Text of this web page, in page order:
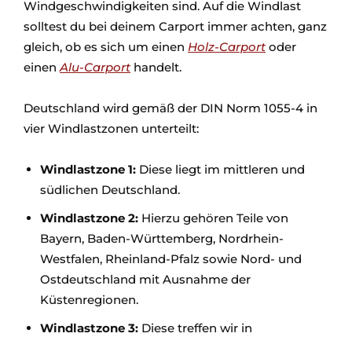
Windgeschwindigkeiten sind. Auf die Windlast
solltest du bei deinem Carport immer achten, ganz
gleich, ob es sich um einen Holz-Carport oder
einenAlu-Carport handelt.
Deutschland wird gemäß der DIN Norm 1055-4 in
vier Windlastzonen unterteilt:
Windlastzone 1: Diese liegt im mittleren und
südlichen Deutschland.
Windlastzone 2: Hierzu gehören Teile von
Bayern, Baden-Württemberg, Nordrhein-
Westfalen, Rheinland-Pfalz sowie Nord- und
Ostdeutschland mit Ausnahme der
Küstenregionen.
Windlastzone 3: Diese treffen wir in